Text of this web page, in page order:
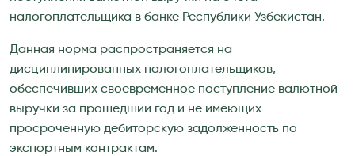
налогоплательщика в банке Республики Узбекистан.
Данная норма распространяется на
дисциплинированных налогоплательщиков,
обеспечивших своевременное поступление валютной
выручки за прошедший год и не имеющих
просроченную дебиторскую задолженность по
экспортным контрактам.